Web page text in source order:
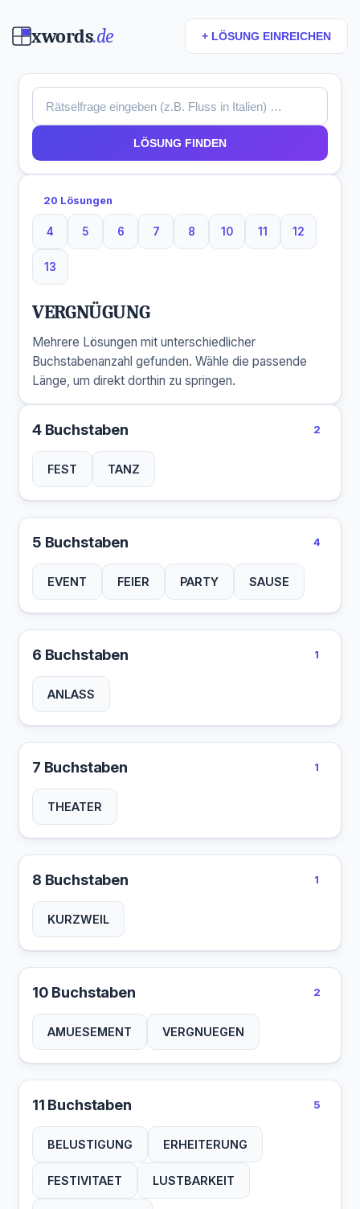
xwords.de + LÖSUNG EINREICHEN
LÖSUNG FINDEN
20 Lösungen
4
4 Buchstaben
5
5 Buchstaben
6
6 Buchstaben
7
7 Buchstaben
8
8 Buchstaben
10
10 Buchstaben
11
11 Buchstaben
12
12
13
13 Buchstaben
VERGNÜGUNG
Mehrere Lösungen mit unterschiedlicher
Buchstabenanzahl gefunden. Wähle die passende
Länge, um direkt dorthin zu springen.
4 Buchstaben 2
FEST TANZ
5 Buchstaben 4
EVENT FEIER PARTY SAUSE
6 Buchstaben 1
ANLASS
7 Buchstaben 1
THEATER
8 Buchstaben 1
KURZWEIL
10 Buchstaben 2
AMUESEMENT VERGNUEGEN
11 Buchstaben 5
BELUSTIGUNG ERHEITERUNG
FESTIVITAET LUSTBARKEIT